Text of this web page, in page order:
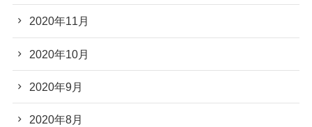
2020年11月
2020年10月
2020年9月
2020年8月